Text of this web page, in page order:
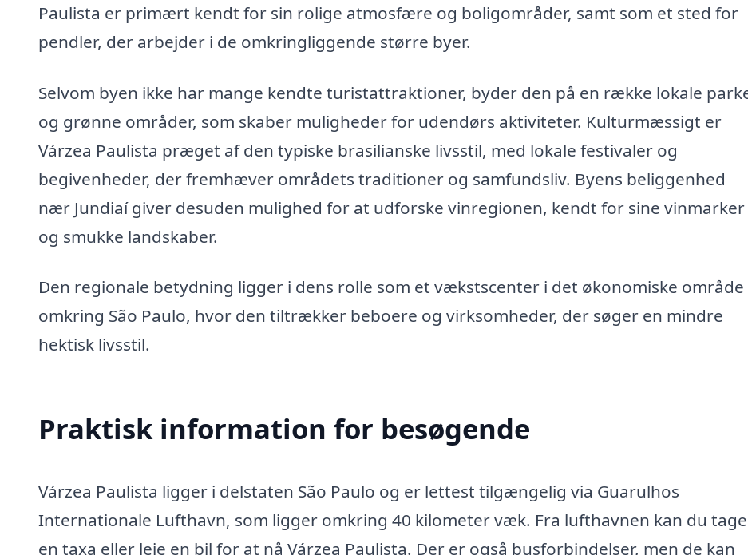
Paulista er primært kendt for sin rolige atmosfære og boligområder, samt som et sted for
pendler, der arbejder i de omkringliggende større byer.
Selvom byen ikke har mange kendte turistattraktioner, byder den på en række lokale
og grønne områder, som skaber muligheder for udendørs aktiviteter. Kulturmæssigt er
Várzea Paulista præget af den typiske brasilianske livsstil, med lokale festivaler og
begivenheder, der fremhæver områdets traditioner og samfundsliv. Byens beliggenhed
nær Jundiaí giver desuden mulighed for at udforske vinregionen, kendt for sine vinmarker
og smukke landskaber.
Den regionale betydning ligger i dens rolle som et vækstscenter i det økonomiske område
omkring São Paulo, hvor den tiltrækker beboere og virksomheder, der søger en mindre
hektisk livsstil.
Praktisk information for besøgende
Várzea Paulista ligger i delstaten São Paulo og er lettest tilgængelig via Guarulhos
Internationale Lufthavn, som ligger omkring 40 kilometer væk. Fra lufthavnen kan du tage
en taxa eller leje en bil for at nå Várzea Paulista. Der er også busforbindelser, men de kan